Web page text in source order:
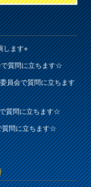
ます⭐︎
質問に立ちます☆
員会で質問に立ちます
質問に立ちます☆
質問に立ちます☆